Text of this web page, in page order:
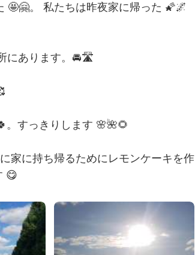
🤩🤗。 私たちは昨夜家に帰った 🌠🌌
にあります。🚘🛣
すっきりします 🌸🌺🌻
家に持ち帰るためにレモンケーキを作
😋